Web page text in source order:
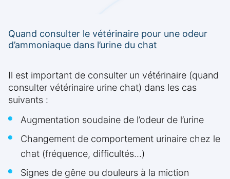
Quand consulter le vétérinaire pour une odeur
d’ammoniaque dans l’urine du chat
Il est important de consulter un vétérinaire (quand
consulter vétérinaire urine chat) dans les cas
suivants :
Augmentation soudaine de l’odeur de l’urine
Changement de comportement urinaire chez le
chat (fréquence, difficultés...)
Signes de gêne ou douleurs à la miction